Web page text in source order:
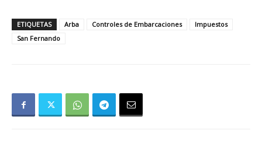
ETIQUETAS Arba Controles de Embarcaciones
Impuestos
San Fernando